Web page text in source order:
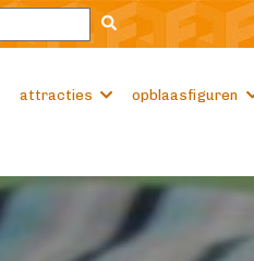
attracties opblaasfiguren